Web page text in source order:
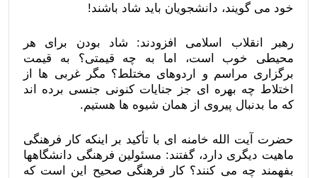
خود می گویند، دانشجویان باید شاد باشند!
رهبر انقلاب اسلامی افزودند: شاد بودن برای هر
محیطی خوب است، اما به چه قیمتی؟ به قیمت
برگزاری مراسم و اردوهای مختلط؟ مگر غربی ها از
اختلاط چه بهره ای جز جنایات کنونی جنسی برده اند
که ما بدنبال پیروی از همان شیوه ها هستیم.
حضرت آیت الله خامنه ای با تأکید بر اینکه کار فرهنگی
ماهیت دیگری دارد، گفتند: مسئولین فرهنگی دانشگاهها
بفهمند چه می کنند؟ کار فرهنگی صحیح این است که